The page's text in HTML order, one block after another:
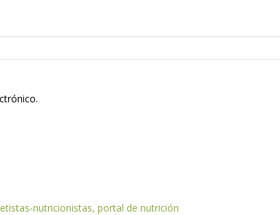
nutricionistas, portal de nutrición